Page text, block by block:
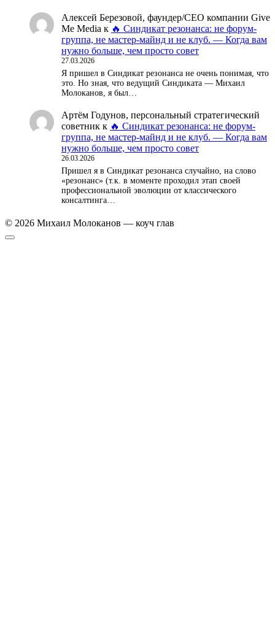
Алексей Березовой, фаундер/СЕО компании Give
Me Media к 🔥 Синдикат резонанса: не форум-
группа, не мастер-майнд и не клуб. — Когда вам
нужно больше, чем просто совет
27.03.2026
Я пришел в Синдикат резонанса не очень понимая, что
это. Но зная, что ведущий Синдиката — Михаил
Молоканов, я был…
Артём Годунов, персональный стратегический
советник к 🔥 Синдикат резонанса: не форум-
группа, не мастер-майнд и не клуб. — Когда вам
нужно больше, чем просто совет
26.03.2026
Пришел я в Синдикат резонанса случайно, на слово
«резонанс» (т.к. в моменте проходил этап своей
профессиональной эволюции от классического
консалтинга…
© 2026 Михаил Молоканов — коуч глав